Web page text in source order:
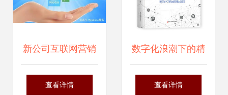
新公司互联网营销
与销售的实战策略
查看详情
数字化浪潮下的精
准触点 解析113组
查看详情